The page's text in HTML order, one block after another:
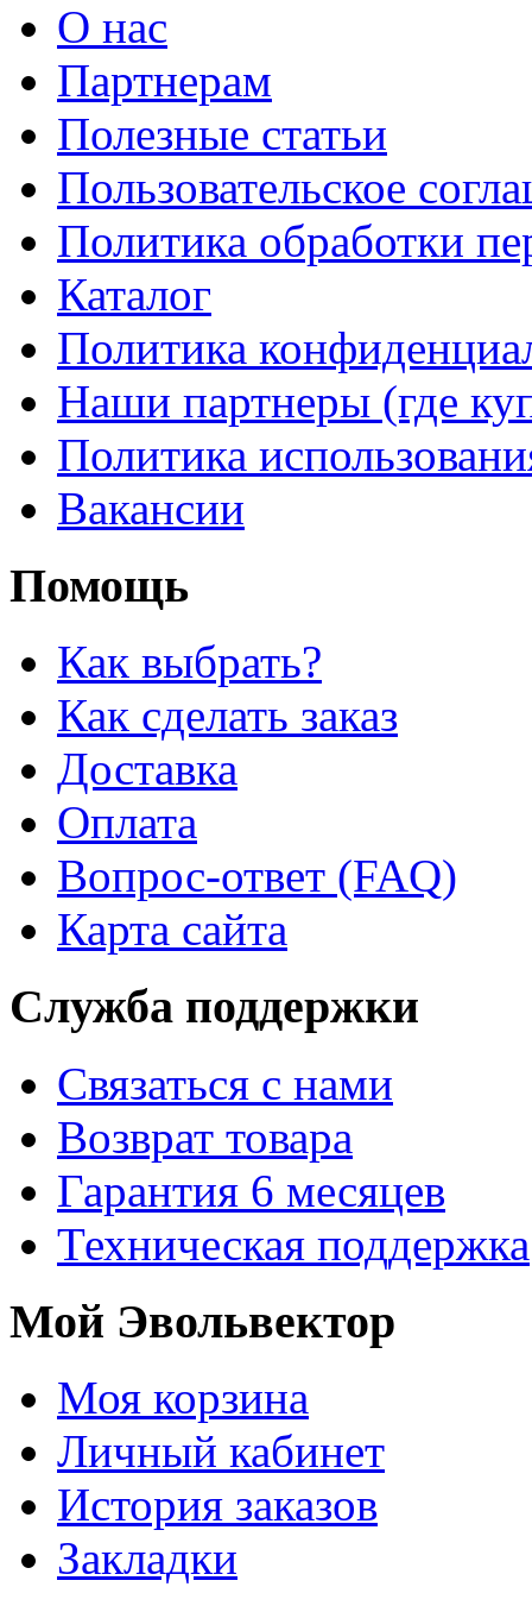
О нас
Партнерам
Полезные статьи
Пользовательское
Политика обработки
Каталог
Политика
Наши партнеры (где
Политика
Вакансии
Помощь
Как выбрать?
Как сделать заказ
Доставка
Оплата
Вопрос-ответ (FAQ)
Карта сайта
Служба поддержки
Связаться с нами
Возврат товара
Гарантия 6 месяцев
Техническая поддержка
Мой Эвольвектор
Моя корзина
Личный кабинет
История заказов
Закладки